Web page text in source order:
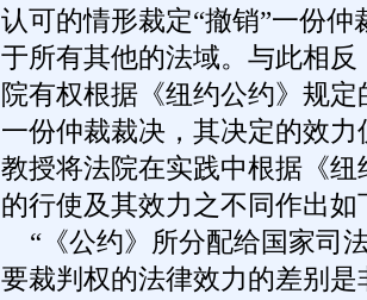
认可的情形裁定“撤销”一份
于所有其他的法域。与此相
院有权根据《纽约公约》规
一份仲裁裁决，其决定的效力
教授将法院在实践中根据《
的行使及其效力之不同作出如
“《公约》所分配给国家司
要裁判权的法律效力的差别